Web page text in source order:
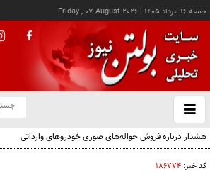
جمعه ۱۶ مرداد ۱۴۰۵ |
Friday , 07 August 2026
باز
و
هشدار درباره فروش حواله‌های صوری خودروهای وارداتی
کد خبر: ۱۸۶۷۷۴